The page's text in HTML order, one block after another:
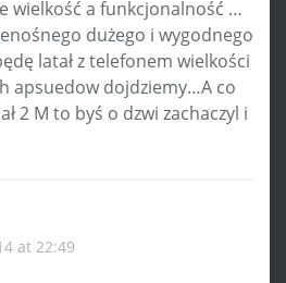
wielkość a funkcjonalność …
dużego i wygodnego
latał z telefonem wielkości
apsuedow dojdziemy…A co
2 M to byś o dzwi zachaczyl i
at 22:49